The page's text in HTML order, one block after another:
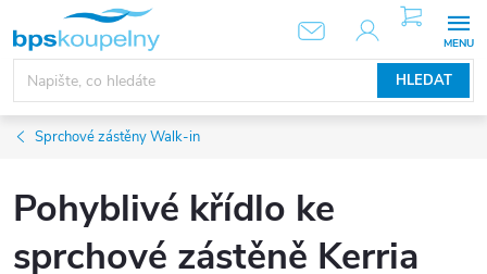
obsah
HLEDAT
NÁKUPNÍ
KOŠÍK
Sprchové zástěny Walk-in
Pohyblivé křídlo ke
sprchové zástěně Kerria